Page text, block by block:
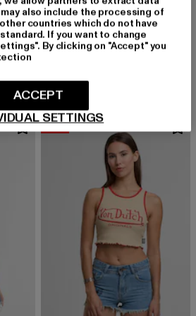
VON DUTCH
MICHI
-60%
also include the processing of
countries which do not have
If you want to change
By clicking on "Accept" you
SETTINGS
ACCEPT